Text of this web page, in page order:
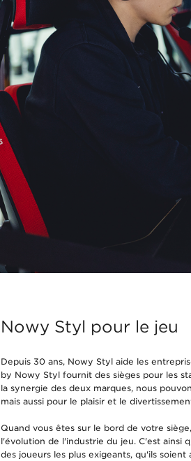
Nowy Styl pour le jeu
Depuis 30 ans, Nowy Styl aide les
by Nowy Styl fournit des sièges pour les
la synergie des deux marques, nous
mais aussi pour le plaisir et le
Quand vous êtes sur le bord de votre
l'évolution de l'industrie du jeu. C'est ainsi
des joueurs les plus exigeants, qu'ils